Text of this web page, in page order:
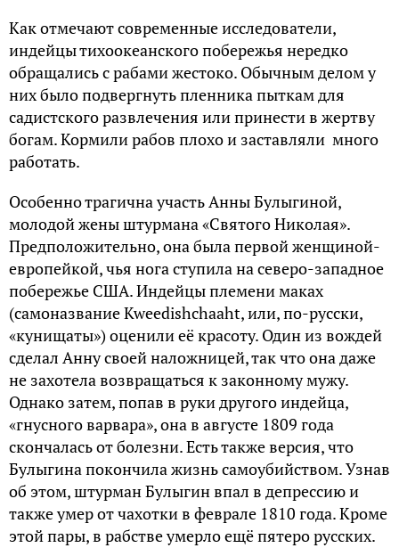
Как отмечают современные исследователи,
индейцы тихоокеанского побережья нередко
обращались с рабами жестоко. Обычным делом у
них было подвергнуть пленника пыткам для
садистского развлечения или принести в жертву
богам. Кормили рабов плохо и заставляли много
работать.
Особенно трагична участь Анны Булыгиной,
молодой жены штурмана «Святого Николая».
Предположительно, она была первой женщиной-
европейкой, чья нога ступила на северо-западное
побережье США. Индейцы племени маках
(самоназвание Kweedishchaaht, или, по-русски,
«кунищаты») оценили её красоту. Один из вождей
сделал Анну своей наложницей, так что она даже
не захотела возвращаться к законному мужу.
Однако затем, попав в руки другого индейца,
«гнусного варвара», она в августе 1809 года
скончалась от болезни. Есть также версия, что
Булыгина покончила жизнь самоубийством. Узнав
об этом, штурман Булыгин впал в депрессию и
также умер от чахотки в феврале 1810 года. Кроме
этой пары, в рабстве умерло ещё пятеро русских.